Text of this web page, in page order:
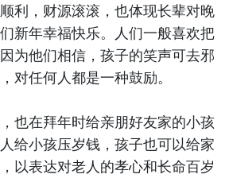
利，财源滚滚，也体现长辈对晚
新年幸福快乐。人们一般喜欢把
为他们相信，孩子的笑声可去邪
对任何人都是一种鼓励。
也在拜年时给亲朋好友家的小孩
给小孩压岁钱，孩子也可以给家
以表达对老人的孝心和长命百岁